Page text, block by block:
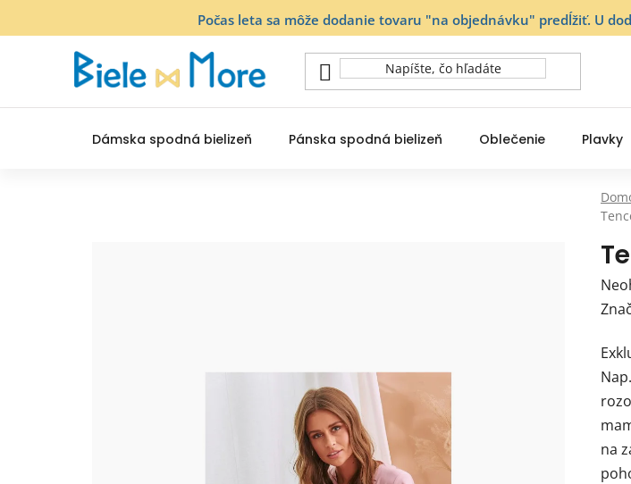
Počas leta sa môže dodanie tovaru "na objednávku" predĺžiť. U
Dámska spodná bielizeň Pánska spodná bielizeň Oblečenie Plavky
je
0,0
z
5
na